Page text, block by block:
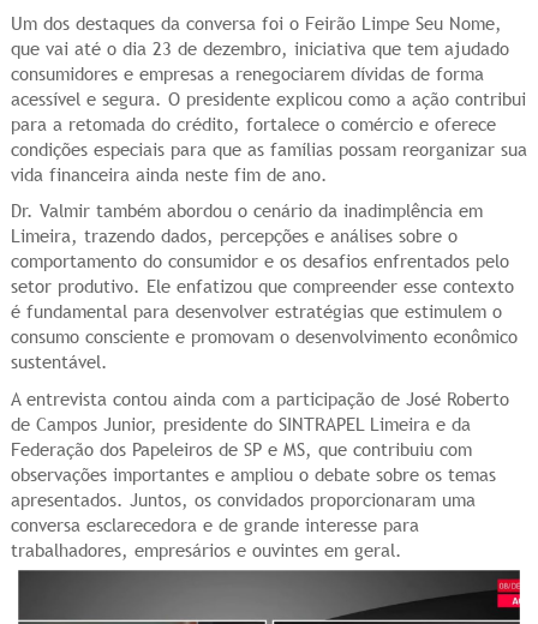
Um dos destaques da conversa foi o Feirão Limpe Seu Nome,
que vai até o dia 23 de dezembro, iniciativa que tem ajudado
consumidores e empresas a renegociarem dívidas de forma
acessível e segura. O presidente explicou como a ação contribui
para a retomada do crédito, fortalece o comércio e oferece
condições especiais para que as famílias possam reorganizar sua
vida financeira ainda neste fim de ano.
Dr. Valmir também abordou o cenário da inadimplência em
Limeira, trazendo dados, percepções e análises sobre o
comportamento do consumidor e os desafios enfrentados pelo
setor produtivo. Ele enfatizou que compreender esse contexto
é fundamental para desenvolver estratégias que estimulem o
consumo consciente e promovam o desenvolvimento econômico
sustentável.
A entrevista contou ainda com a participação de José Roberto
de Campos Junior, presidente do SINTRAPEL Limeira e da
Federação dos Papeleiros de SP e MS, que contribuiu com
observações importantes e ampliou o debate sobre os temas
apresentados. Juntos, os convidados proporcionaram uma
conversa esclarecedora e de grande interesse para
trabalhadores, empresários e ouvintes em geral.